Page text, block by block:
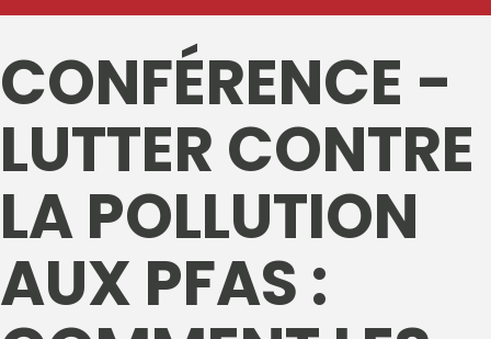
CONFÉRENCE -
LUTTER CONTRE
LA POLLUTION
AUX PFAS :